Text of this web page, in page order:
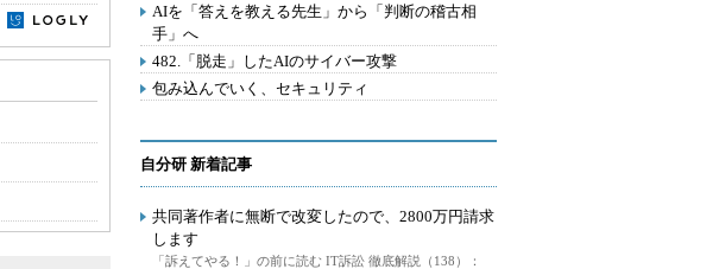
AIを「答えを教える先生」から「判断の稽古相
手」へ
482.「脱走」したAIのサイバー攻撃
包み込んでいく、セキュリティ
自分研 新着記事
共同著作者に無断で改変したので、2800万円請求
します
「訴えてやる！」の前に読む IT訴訟 徹底解説（138）：